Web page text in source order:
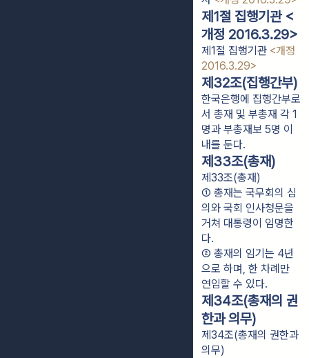
제1절 집행기관 <
개정 2016.3.29>
제1절 집행기관 <개정
2016.3.29>
제32조(집행간부)
한국은행에 집행간부로
서 총재 및 부총재 각 1
명과 부총재보 5명 이
내를 둔다.
제33조(총재)
제33조(총재)
① 총재는 국무회의 심
의와 국회 인사청문을
거쳐 대통령이 임명한
다.
② 총재의 임기는 4년
으로 하며, 한 차례만
연임할 수 있다.
제34조(총재의 권
한과 의무)
제34조(총재의 권한과
의무)